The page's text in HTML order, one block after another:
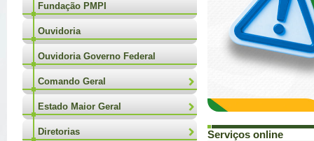
Fundação PMPI
Ouvidoria
Ouvidoria Governo Federal
Comando Geral
Estado Maior Geral
Diretorias Serviços online